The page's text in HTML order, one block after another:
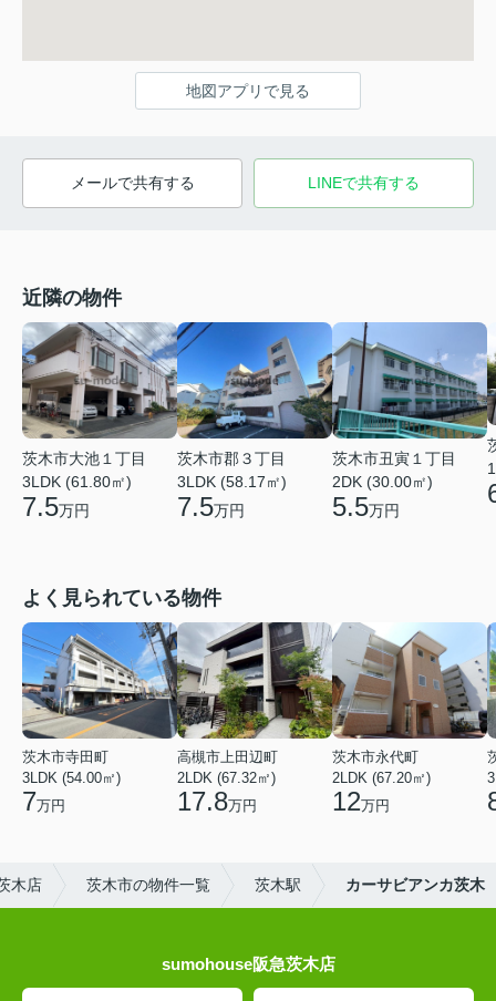
地図アプリで見る
メールで共有する LINEで共有する
近隣の物件
茨木市大池１丁目
3LDK (61.80㎡)
7.5万円
茨木市郡３丁目
3LDK (58.17㎡)
7.5万円
茨木市丑寅１丁目
2DK (30.00㎡)
5.5万円
よく見られている物件
茨木市寺田町
3LDK (54.00㎡)
7万円
高槻市上田辺町
2LDK (67.32㎡)
17.8万円
茨木市永代町
2LDK (67.20㎡)
12万円
木店 茨木市の物件一覧 茨木駅 カーサビアンカ茨木
sumohouse阪急茨木店